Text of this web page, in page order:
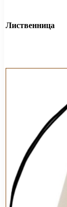
Лиственница